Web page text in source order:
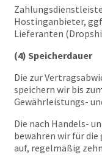
Hostinganbieter,
Lieferanten
(4) Speicherdauer
Die zur
speichern wir bis
Gewährleistungs-
Die nach Handels-
bewahren wir für
auf, regelmäßig